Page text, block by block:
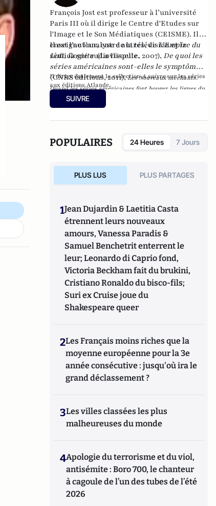
François Jost est professeur à l’université
Paris III où il dirige le Centre d'Etudes sur
l'Image et le Son Médiatiques (CEISME). Il
enseigne l’analyse de la télévision et la
sémiologie audiovisuelle.
Il est l’auteur, entre autres, deL’Empire du
Loft, la suite(La Dispute, 2007), De quoi les
séries américaines sont-elles le symptôme ?
(CNRS éditions, 2011),Les Nouveaux méchants.
Quand les séries américaines font bouger les lignes du
Bien et du Mal
est dans les détails
Il dirige également la collectionA suivresur les séries
aux éditions Atlande.
SUIVRE
POPULAIRES 24 Heures 7 Jours
PLUS LUS PLUS PARTAGES
1Jean Dujardin & Laetitia Casta
étrennent leurs nouveaux
amours, Vanessa Paradis &
Samuel Benchetrit enterrent le
leur; Leonardo di Caprio fond,
Victoria Beckham fait du brukini,
Cristiano Ronaldo du bisco-fils;
Suri ex Cruise joue du
Shakespeare queer
2Les Français moins riches que la
moyenne européenne pour la 3e
année consécutive : jusqu'où ira le
grand déclassement ?
3Les villes classées les plus
malheureuses du monde
4Apologie du terrorisme et du viol,
antisémite : Boro 700, le chanteur
à cagoule de l’un des tubes de l’été
2026